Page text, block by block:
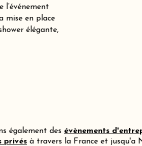
l’événement
mise en place
élégante,
également des évènements
privés à travers la France et jusqu'a